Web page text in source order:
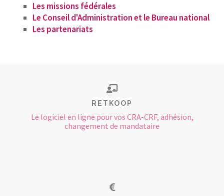
Les missions fédérales
Le Conseil d'Administration et le Bureau national
Les partenariats
RETKOOP
Le logiciel en ligne pour vos CRA-CRF, adhésion,
changement de mandataire